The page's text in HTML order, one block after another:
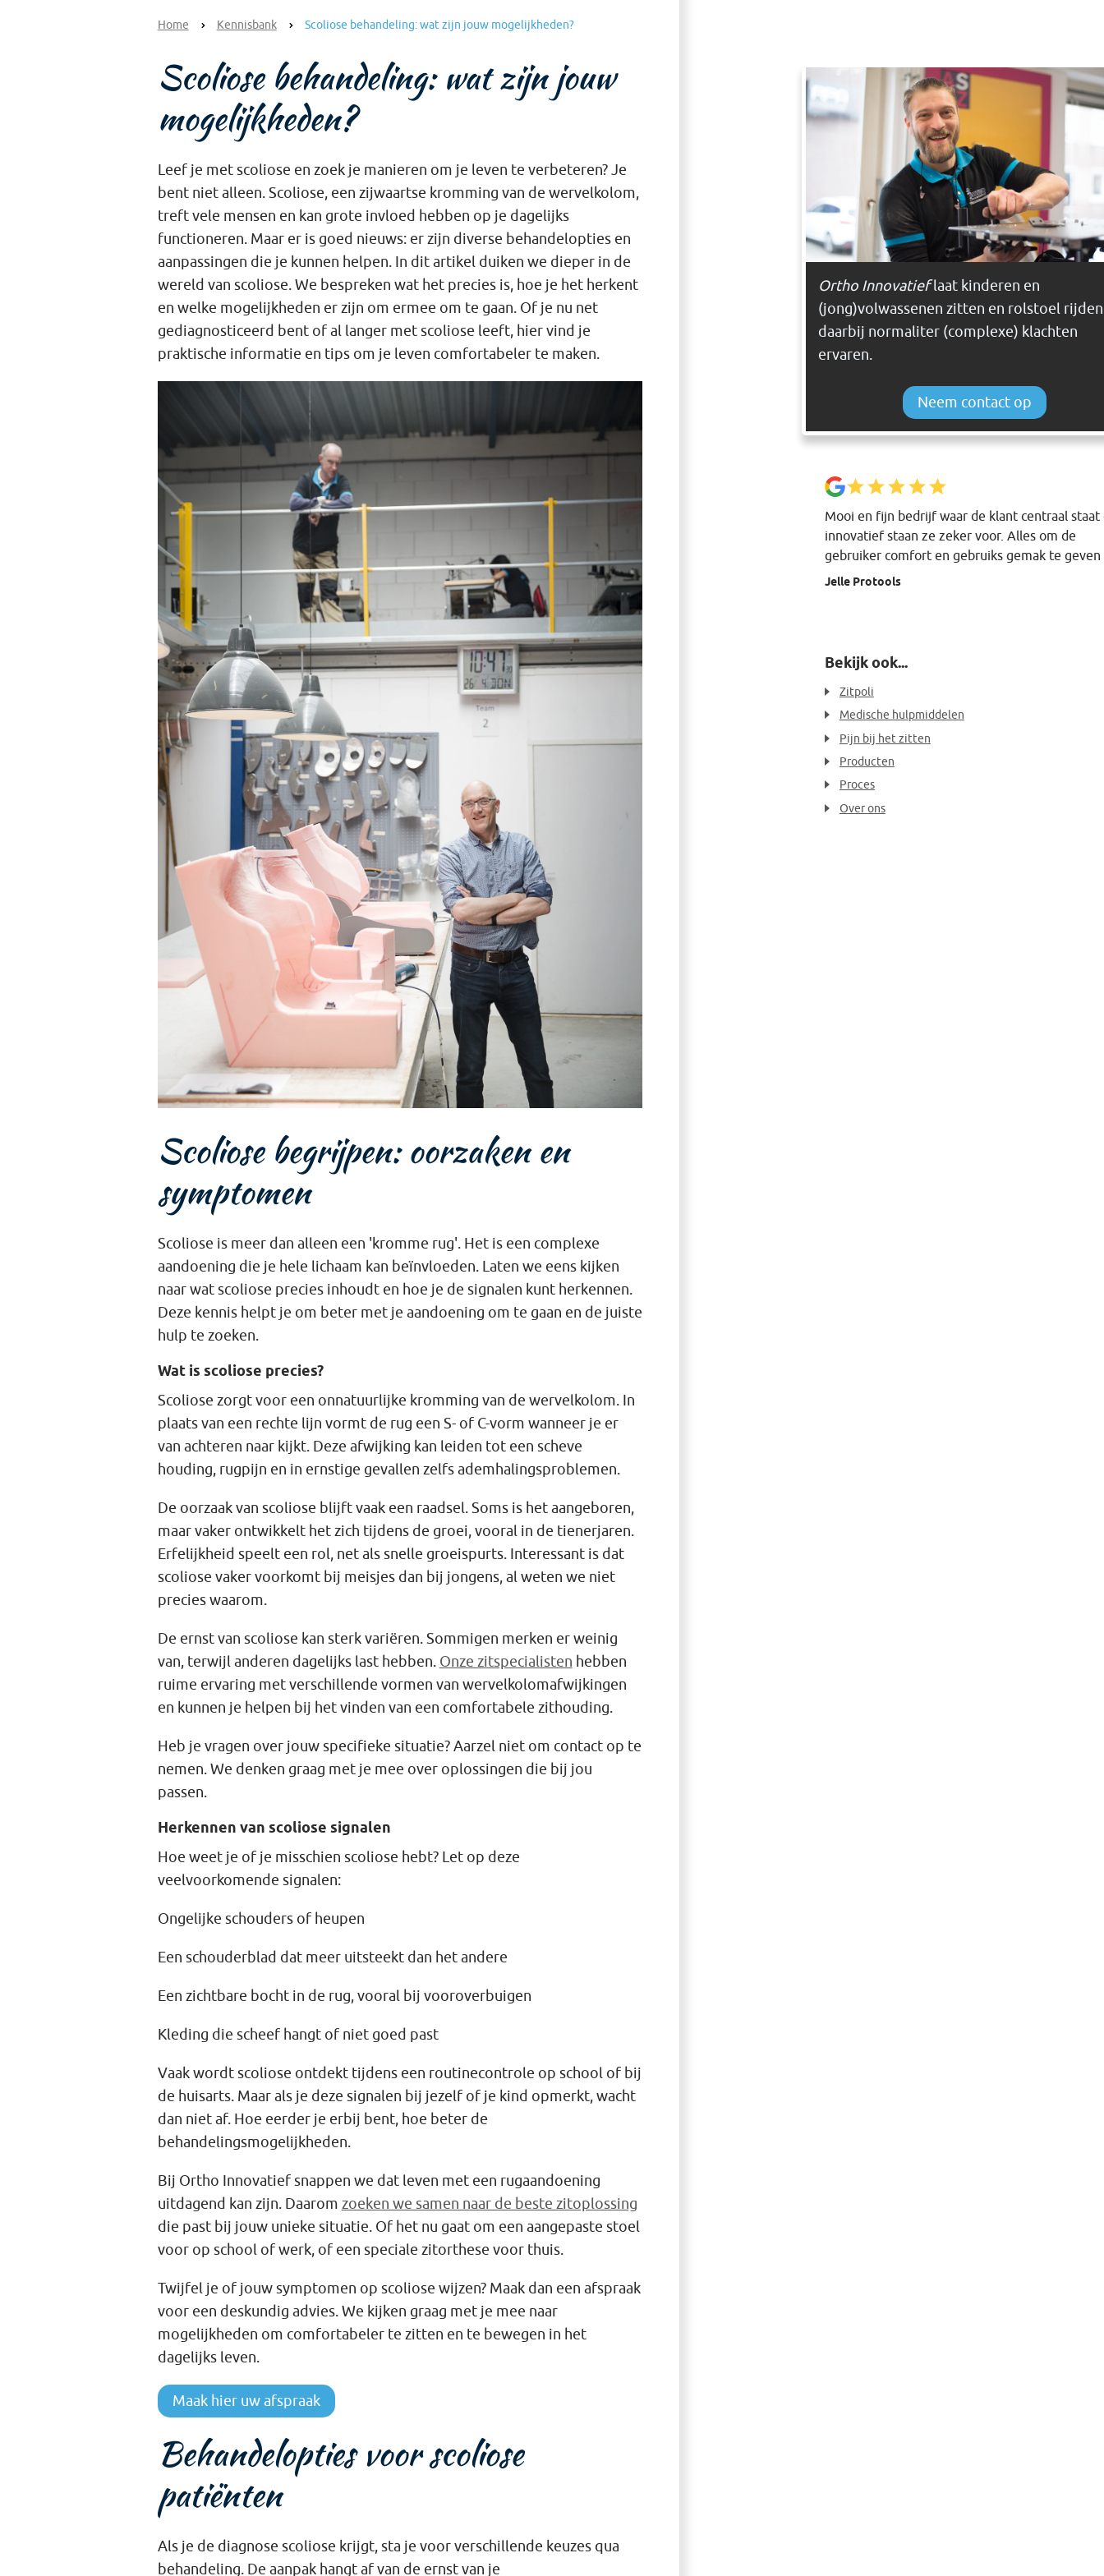
Home Kennisbank Scoliose behandeling: wat zijn jouw mogelijkheden?
Scoliose behandeling: wat zijn jouw
mogelijkheden?
Leef je met scoliose en zoek je manieren om je leven te verbeteren? Je
bent niet alleen. Scoliose, een zijwaartse kromming van de wervelkolom,
treft vele mensen en kan grote invloed hebben op je dagelijks
functioneren. Maar er is goed nieuws: er zijn diverse behandelopties en
aanpassingen die je kunnen helpen. In dit artikel duiken we dieper in de
wereld van scoliose. We bespreken wat het precies is, hoe je het herkent
en welke mogelijkheden er zijn om ermee om te gaan. Of je nu net
gediagnosticeerd bent of al langer met scoliose leeft, hier vind je
praktische informatie en tips om je leven comfortabeler te maken.
Scoliose begrijpen: oorzaken en
symptomen
Scoliose is meer dan alleen een 'kromme rug'. Het is een complexe
aandoening die je hele lichaam kan beïnvloeden. Laten we eens kijken
naar wat scoliose precies inhoudt en hoe je de signalen kunt herkennen.
Deze kennis helpt je om beter met je aandoening om te gaan en de juiste
hulp te zoeken.
Wat is scoliose precies?
Scoliose zorgt voor een onnatuurlijke kromming van de wervelkolom. In
plaats van een rechte lijn vormt de rug een S- of C-vorm wanneer je er
van achteren naar kijkt. Deze afwijking kan leiden tot een scheve
houding, rugpijn en in ernstige gevallen zelfs ademhalingsproblemen.
De oorzaak van scoliose blijft vaak een raadsel. Soms is het aangeboren,
maar vaker ontwikkelt het zich tijdens de groei, vooral in de tienerjaren.
Erfelijkheid speelt een rol, net als snelle groeispurts. Interessant is dat
scoliose vaker voorkomt bij meisjes dan bij jongens, al weten we niet
precies waarom.
De ernst van scoliose kan sterk variëren. Sommigen merken er weinig
van, terwijl anderen dagelijks last hebben. Onze zitspecialisten hebben
ruime ervaring met verschillende vormen van wervelkolomafwijkingen
en kunnen je helpen bij het vinden van een comfortabele zithouding.
Heb je vragen over jouw specifieke situatie? Aarzel niet om contact op te
nemen. We denken graag met je mee over oplossingen die bij jou
passen.
Herkennen van scoliose signalen
Hoe weet je of je misschien scoliose hebt? Let op deze
veelvoorkomende signalen:
Ongelijke schouders of heupen
Een schouderblad dat meer uitsteekt dan het andere
Een zichtbare bocht in de rug, vooral bij vooroverbuigen
Kleding die scheef hangt of niet goed past
Vaak wordt scoliose ontdekt tijdens een routinecontrole op school of bij
de huisarts. Maar als je deze signalen bij jezelf of je kind opmerkt, wacht
dan niet af. Hoe eerder je erbij bent, hoe beter de
behandelingsmogelijkheden.
Bij Ortho Innovatief snappen we dat leven met een rugaandoening
uitdagend kan zijn. Daarom zoeken we samen naar de beste zitoplossing
die past bij jouw unieke situatie. Of het nu gaat om een aangepaste stoel
voor op school of werk, of een speciale zitorthese voor thuis.
Twijfel je of jouw symptomen op scoliose wijzen? Maak dan een afspraak
voor een deskundig advies. We kijken graag met je mee naar
mogelijkheden om comfortabeler te zitten en te bewegen in het
dagelijks leven.
Maak hier uw afspraak
Behandelopties voor scoliose
patiënten
Als je de diagnose scoliose krijgt, sta je voor verschillende keuzes qua
behandeling. De aanpak hangt af van de ernst van je
Ortho Innovatieflaat kinderen en
(jong)volwassenen zitten en rolstoel
daarbij normaliter (complexe) klachten
ervaren.
Neem contact op
Mooi en fijn bedrijf waar de klant centraal staat
innovatief staan ze zeker voor. Alles om de
gebruiker comfort en gebruiks gemak te geven
Jelle Protools
Bekijk ook...
Zitpoli
Medische hulpmiddelen
Pijn bij het zitten
Producten
Proces
Over ons